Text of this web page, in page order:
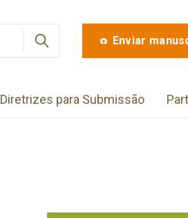
Enviar
Diretrizes para Submissão